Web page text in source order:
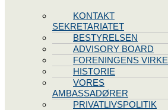
KONTAKT
SEKRETARIATET
BESTYRELSEN
ADVISORY BOARD
FORENINGENS VIRKE
HISTORIE
VORES
AMBASSADØRER
PRIVATLIVSPOLITIK